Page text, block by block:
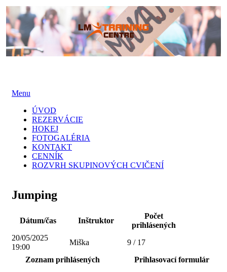
Menu
content
ÚVOD
REZERVÁCIE
HOKEJ
FOTOGALÉRIA
KONTAKT
CENNÍK
ROZVRH SKUPINOVÝCH CVIČENÍ
Jumping
Dátum/čas Inštruktor
Počet
prihlásených
20/05/2025
19:00
Miška
9 / 17
Zoznam prihlásených
Prihlasovací formulár